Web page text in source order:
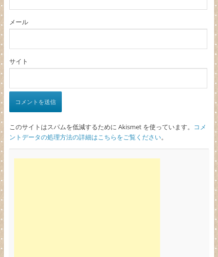
メール
サイト
このサイトはスパムを低減するために Akismet を使っています。
コメ
ントデータの処理方法の詳細はこちらをご覧ください。